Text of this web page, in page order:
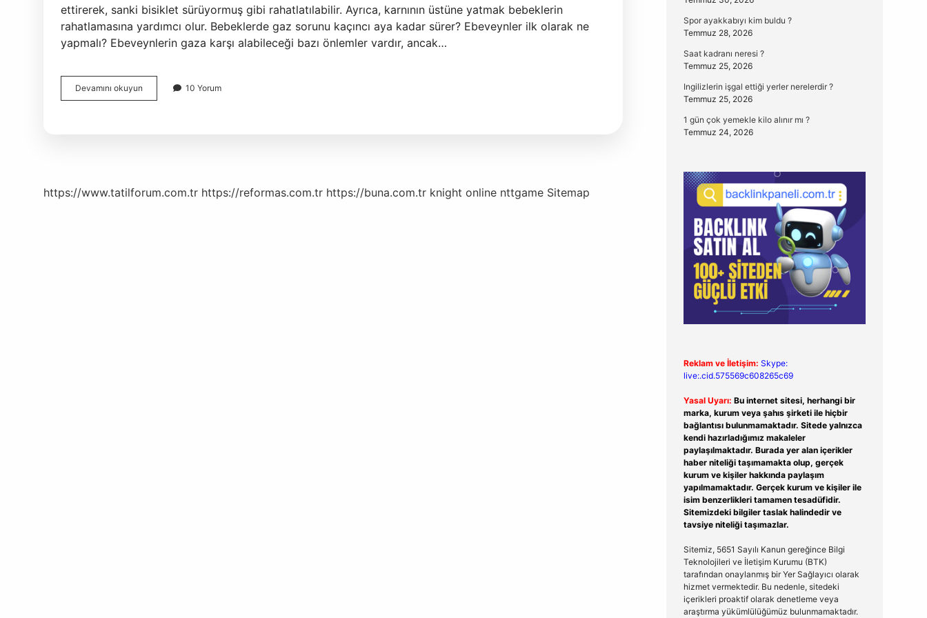
ettirerek, sanki bisiklet sürüyormuş gibi rahatlatılabilir. Ayrıca, karnının üstüne yatmak bebeklerin
rahatlamasına yardımcı olur. Bebeklerde gaz sorunu kaçıncı aya kadar sürer? Ebeveynler ilk olarak ne
yapmalı? Ebeveynlerin gaza karşı alabileceği bazı önlemler vardır, ancak…
Devamını okuyun Bebeğin
Gazdan
10 Yorum
https://www.tatilforum.com.tr https://reformas.com.tr https://buna.com.tr knight online nttgame Sitemap
Spor ayakkabıyı kim buldu ?
Temmuz 28, 2026
Saat kadranı neresi ?
Temmuz 25, 2026
Ingilizlerin işgal ettiği yerler nerelerdir ?
Temmuz 25, 2026
1 gün çok yemekle kilo alınır mı ?
Temmuz 24, 2026
Reklam ve İletişim: Skype:
live:.cid.575569c608265c69
Yasal Uyarı: Bu internet sitesi, herhangi bir
marka, kurum veya şahıs şirketi ile hiçbir
bağlantısı bulunmamaktadır. Sitede yalnızca
kendi hazırladığımız makaleler
paylaşılmaktadır. Burada yer alan içerikler
haber niteliği taşımamakta olup, gerçek
kurum ve kişiler hakkında paylaşım
yapılmamaktadır. Gerçek kurum ve kişiler ile
isim benzerlikleri tamamen tesadüfidir.
Sitemizdeki bilgiler taslak halindedir ve
tavsiye niteliği taşımazlar.
Sitemiz, 5651 Sayılı Kanun gereğince Bilgi
Teknolojileri ve İletişim Kurumu (BTK)
tarafından onaylanmış bir Yer Sağlayıcı olarak
hizmet vermektedir. Bu nedenle, sitedeki
içerikleri proaktif olarak denetleme veya
araştırma yükümlülüğümüz bulunmamaktadır.